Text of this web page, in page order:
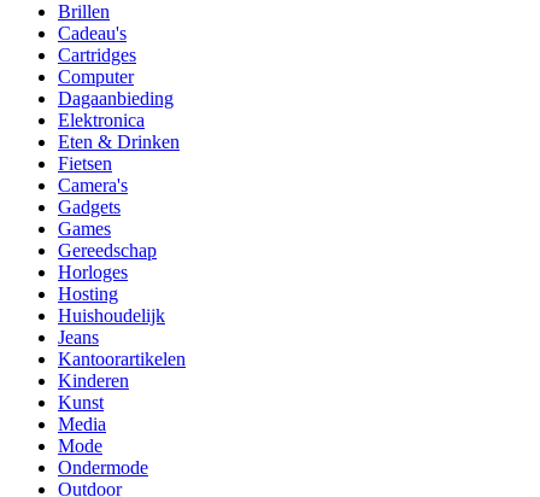
Brillen
Cadeau's
Cartridges
Computer
Dagaanbieding
Elektronica
Eten & Drinken
Fietsen
Camera's
Gadgets
Games
Gereedschap
Horloges
Hosting
Huishoudelijk
Jeans
Kantoorartikelen
Kinderen
Kunst
Media
Mode
Ondermode
Outdoor